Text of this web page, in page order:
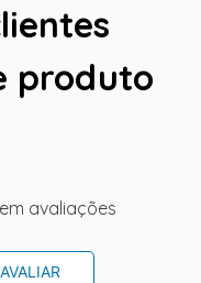
produto
avaliações